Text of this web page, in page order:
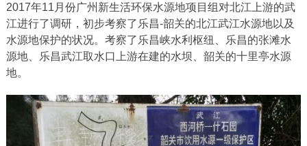
2017年11月份广州新生活环保水源地项目组对北江上游的武
江进行了调研，初步考察了乐昌-韶关的北江武江水源地以及
水源地保护的状况。考察了乐昌峡水利枢纽、乐昌的张滩水
源地、乐昌武江取水口上游在建的水坝、韶关的十里亭水源
地。